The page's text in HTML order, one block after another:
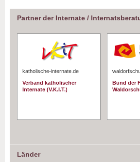
Partner der Internate /
katholische-internate.de
Verband katholischer
Internate (V.K.I.T.)
Bund der
Länder